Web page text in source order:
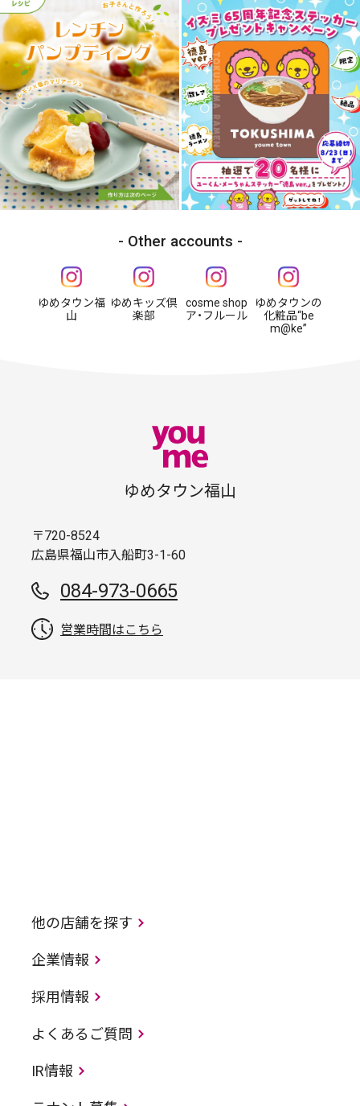
Other accounts
ゆめタウン福
山
ゆめキッズ倶
楽部
cosme shop
ア・フルール
ゆめタウンの
化粧品“be
m@ke”
ゆめタウン福山
〒720-8524
広島県福山市入船町3-1-60
084-973-0665
営業時間はこちら
他の店舗を探す
企業情報
採用情報
よくあるご質問
IR情報